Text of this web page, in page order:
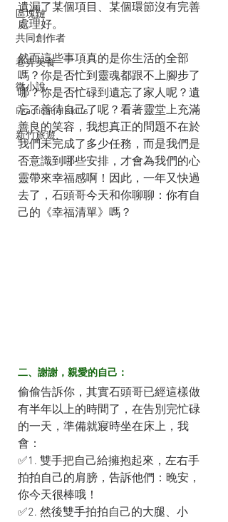
區塊鏈
共同創作者
巷弄美食
微小說
Practical AI skills
新竹旅遊
遺漏了某個項目、某個環節沒有完善
處理好。
然而這些事項真的是你生活的全部
嗎？你是否忙到靈魂都跟不上腳步了
哪？你是否忙碌到遺忘了家人呢？遺
忘了善待自己了呢？看著靈堂上充滿
善良的笑容，我想真正的問題不在於
我們未完成了多少任務，而是我們是
否意識到哪些安排，才會為我們的心
靈帶來幸福感啊！因此，一年又快過
去了，石頭哥今天和你聊聊：你有自
己的《幸福清單》嗎？
二、謝謝，親愛的自己：
偷偷告訴你，其實石頭哥已經這樣做
有半年以上的時間了，在告別完忙碌
的一天，準備就寢時坐在床上，我
會：
✅1. 雙手把自己給擁抱起來，左右手
拍拍自己的肩膀，告訴他們：晚安，
你今天很棒哦！
✅2. 然後雙手拍拍自己的大腿、小